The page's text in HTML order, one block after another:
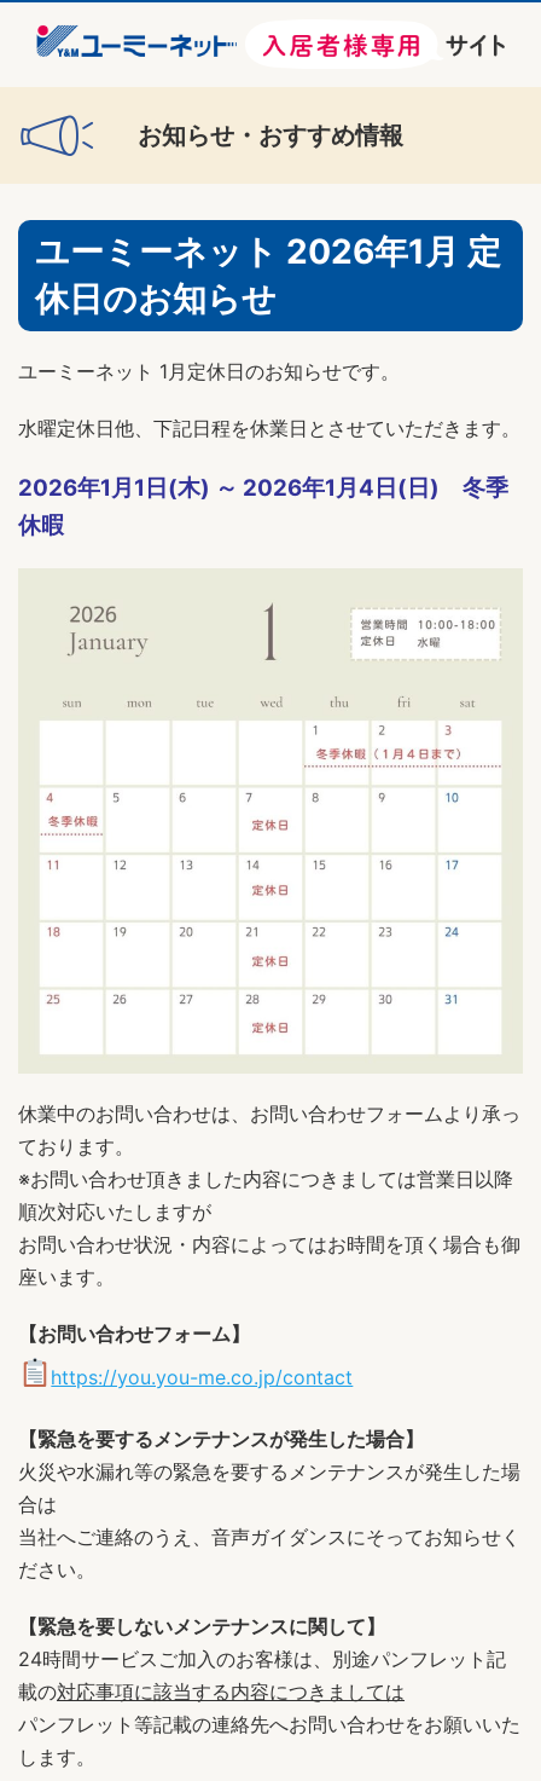
お知らせ・おすすめ情報
ユーミーネット 2026年1月 定
休日のお知らせ
ユーミーネット 1月定休日のお知らせです。
水曜定休日他、下記日程を休業日とさせていただきます。
2026年1月1日(木) ～ 2026年1月4日(日) 冬季
休暇
休業中のお問い合わせは、お問い合わせフォームより承っ
ております。
※お問い合わせ頂きました内容につきましては営業日以降
順次対応いたしますが
お問い合わせ状況・内容によってはお時間を頂く場合も御
座います。
【お問い合わせフォーム】
https://you.you-me.co.jp/contact
【緊急を要するメンテナンスが発生した場合】
火災や水漏れ等の緊急を要するメンテナンスが発生した場
合は
当社へご連絡のうえ、音声ガイダンスにそってお知らせく
ださい。
【緊急を要しないメンテナンスに関して】
24時間サービスご加入のお客様は、別途パンフレット記
載の対応事項に該当する内容につきましては
パンフレット等記載の連絡先へお問い合わせをお願いいた
します。